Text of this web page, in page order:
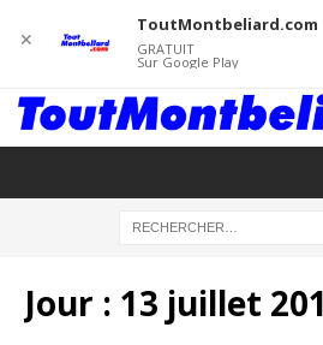
Jour : 13 juillet
✕
ToutMontbeliard.com
GRATUIT
Sur Google Play